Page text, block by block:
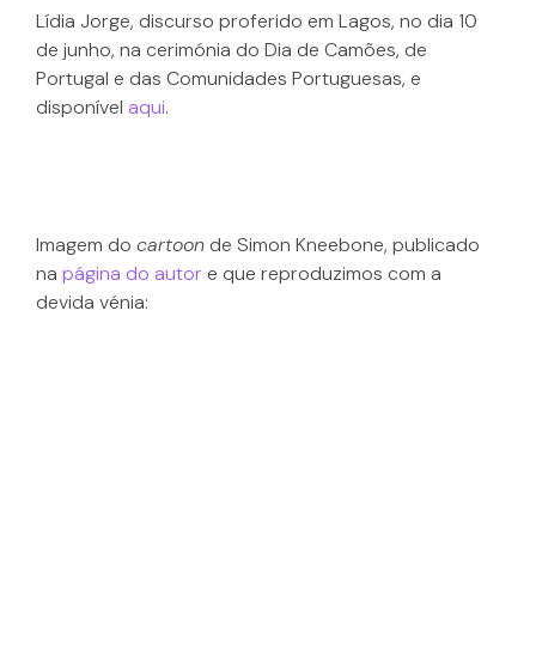
Lídia Jorge, discurso proferido em Lagos, no dia 10
de junho, na cerimónia do Dia de Camões, de
Portugal e das Comunidades Portuguesas, e
disponível aqui.
Imagem do cartoon de Simon Kneebone, publicado
na página do autor e que reproduzimos com a
devida vénia: